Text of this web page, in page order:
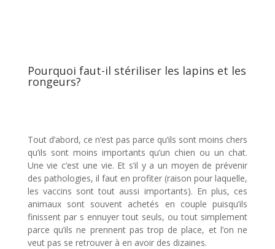
Pourquoi faut-il stériliser les lapins et les
rongeurs?
Tout d’abord, ce n’est pas parce qu’ils sont moins chers
qu’ils sont moins importants qu’un chien ou un chat.
Une vie c’est une vie. Et s’il y a un moyen de prévenir
des pathologies, il faut en profiter (raison pour laquelle,
les vaccins sont tout aussi importants). En plus, ces
animaux sont souvent achetés en couple puisqu’ils
finissent par s ennuyer tout seuls, ou tout simplement
parce qu’ils ne prennent pas trop de place, et l’on ne
veut pas se retrouver à en avoir des dizaines.